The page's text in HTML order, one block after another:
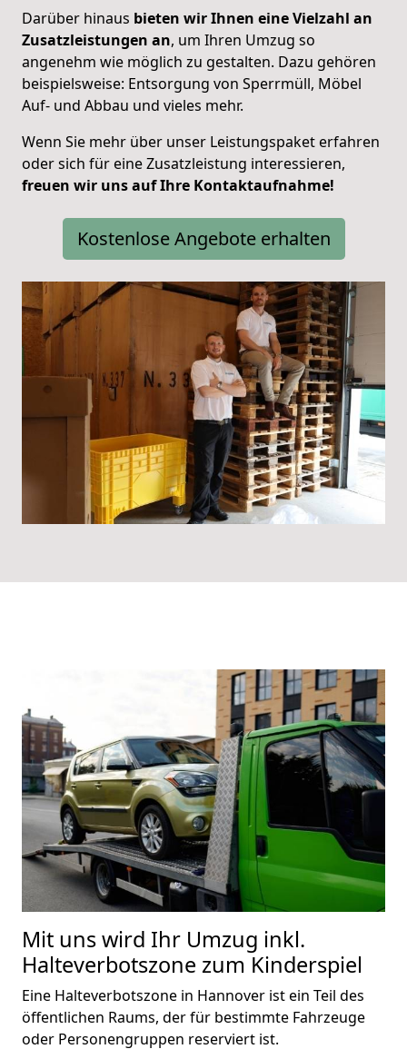
Darüber hinaus bieten wir Ihnen eine Vielzahl an
Zusatzleistungen an, um Ihren Umzug so
angenehm wie möglich zu gestalten. Dazu gehören
beispielsweise: Entsorgung von Sperrmüll, Möbel
Auf- und Abbau und vieles mehr.
Wenn Sie mehr über unser Leistungspaket erfahren
oder sich für eine Zusatzleistung interessieren,
freuen wir uns auf Ihre Kontaktaufnahme!
Kostenlose Angebote erhalten
Mit uns wird Ihr Umzug inkl.
Halteverbotszone zum Kinderspiel
Eine Halteverbotszone in Hannover ist ein Teil des
öffentlichen Raums, der für bestimmte Fahrzeuge
oder Personengruppen reserviert ist.